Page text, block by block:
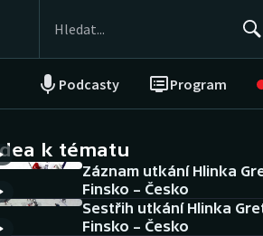
Podcasty Program
NEPŘEHLÉDNĚTE
Historické návraty
Aplikace ČT sport
k tématu
Záznam utkání Hlinka
Finsko – Česko
Sestřih utkání Hlinka
Finsko – Česko